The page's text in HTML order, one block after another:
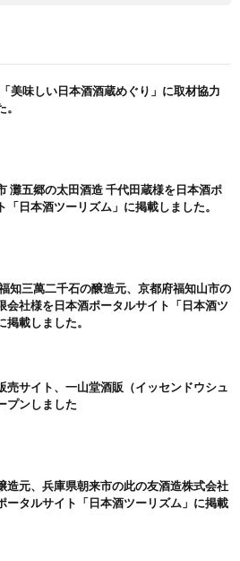
美味しい日本酒酒蔵めぐり」に取材協力
灘五郷の太田酒造 千代田蔵様を日本酒ポ
「日本酒ツーリズム」に掲載しました。
知三萬二千石の醸造元、京都府福知山市の
会社様を日本酒ポータルサイト「日本酒ツ
掲載しました。
売サイト、一山堂酒販（イッセンドウシュ
プンしました
造元、兵庫県朝来市の此の友酒造株式会社
ータルサイト「日本酒ツーリズム」に掲載